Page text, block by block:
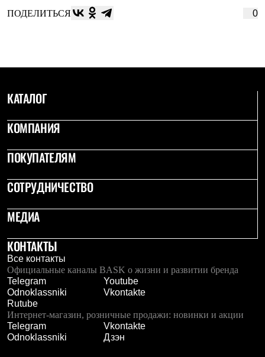
Куртки
Куртки
Рубашки
Толстовки
Брюки
Теплое термобелье
Легкое термобелье
Флисовая одежда
Брюки
Детская одежда
Утепленная пухом
Комбинезоны
Куртки
Брюки
Утепленная синтетикой
Комбинезоны
Куртки
Брюки
Лёгкая одежда
Футболки
ПОДЕЛИТЬСЯ 0
КАТАЛОГ
КОМПАНИЯ
ПОКУПАТЕЛЯМ
СОТРУДНИЧЕСТВО
МЕДИА
КОНТАКТЫ
Все контакты
Официальные каналы BASK о жизни и развитии бренда
Telegram
Youtube
Odnoklassniki
Vkontakte
Rutube
Интернет-магазин, розничные продажи: новинки и акции
Telegram
Vkontakte
Odnoklassniki
Дзэн